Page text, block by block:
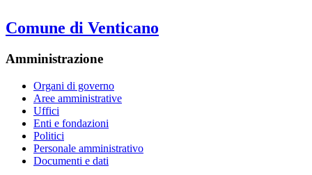
Comune di Venticano
Amministrazione
Organi di governo
Aree amministrative
Uffici
Enti e fondazioni
Politici
Personale amministrativo
Documenti e dati